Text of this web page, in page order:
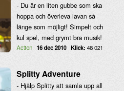
- Du är en liten gubbe som ska
hoppa och överleva lavan så
länge som möjligt! Simpelt och
kul spel, med grymt bra musik!
Action 16 dec 2010 Klick: 48 021
Splitty Adventure
- Hjälp Splitty att samla upp all